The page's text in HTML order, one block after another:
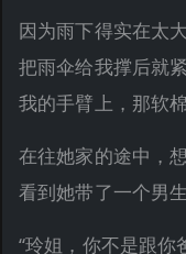
因为雨下得实在太
把雨伞给我撑后就
我的手臂上，那软
在往她家的途中，
看到她带了一个男
“玲姐，你不是跟